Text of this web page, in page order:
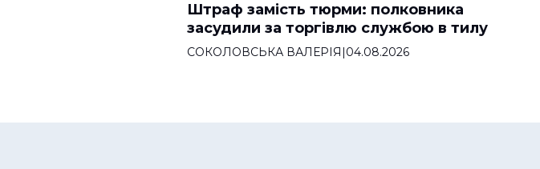
Штраф замість тюрми: полковника
засудили за торгівлю службою в тилу
СОКОЛОВСЬКА ВАЛЕРІЯ|04.08.2026